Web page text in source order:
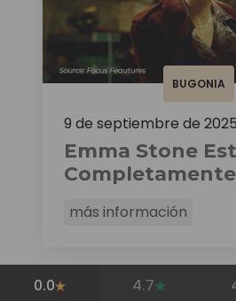
BUGONIA
9 de septiembre de 2025
Emma Stone
más información
0.0 4.7